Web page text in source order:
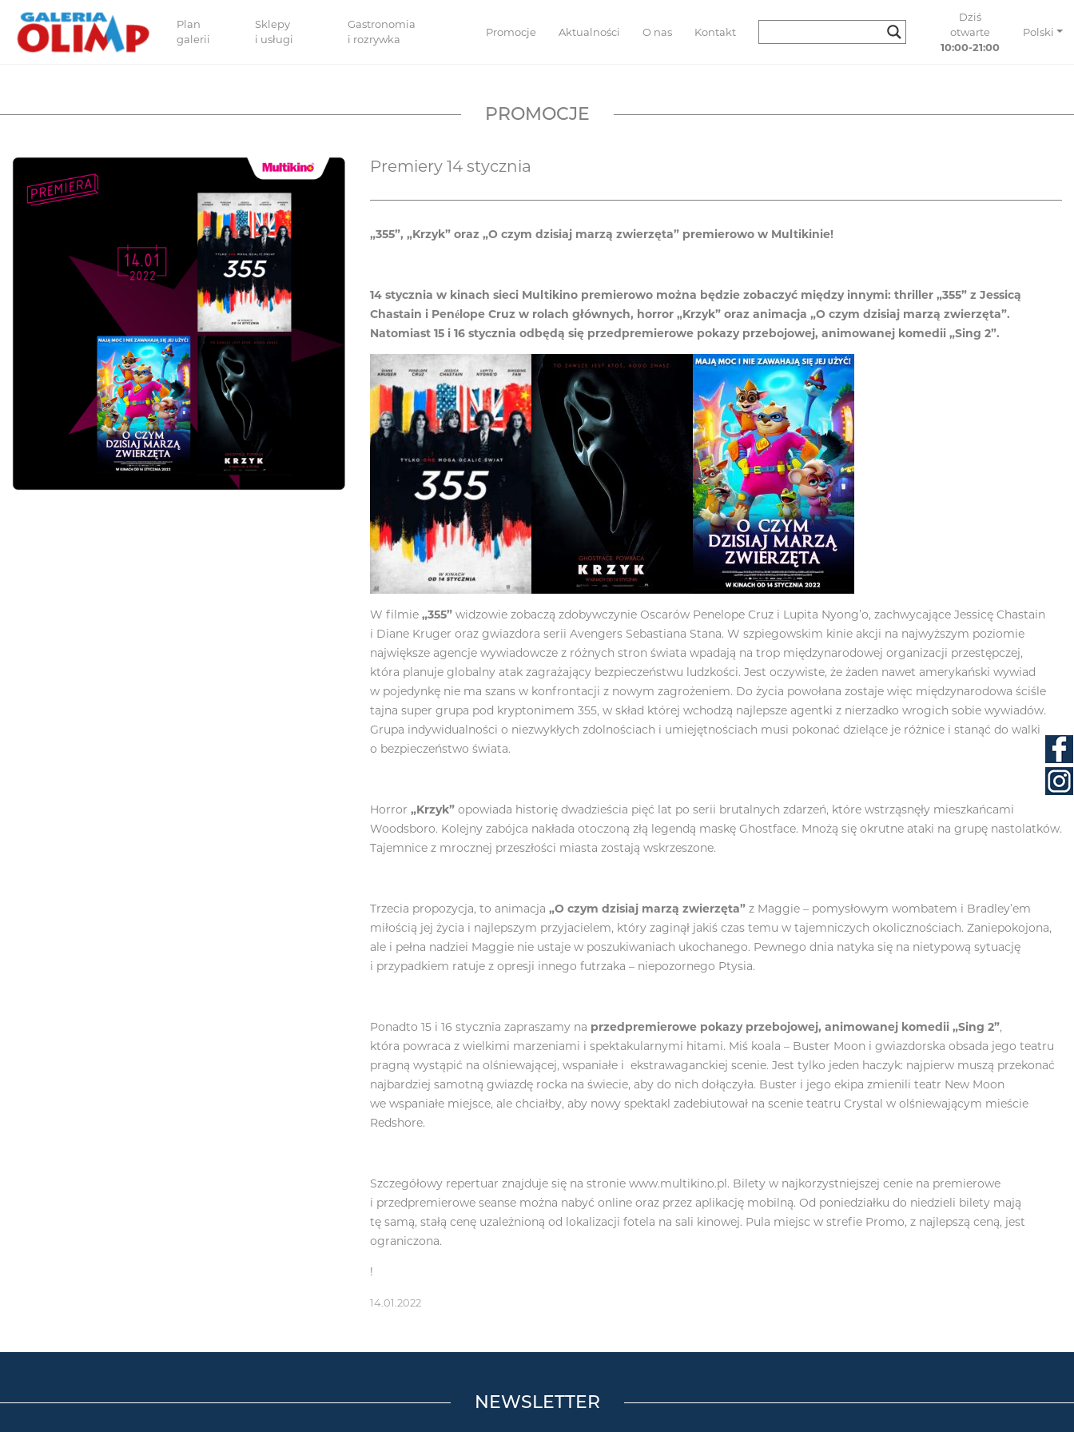
Plan
galerii
Sklepy
i usługi
Gastronomia
i rozrywka
Promocje Aktualności O nas Kontakt
Dziś
otwarte
10:00-21:00
Polski
PROMOCJE
Premiery 14 stycznia
„355”, „Krzyk” oraz „O czym dzisiaj marzą zwierzęta” premierowo w Multikinie!
14 stycznia w kinach sieci Multikino premierowo można będzie zobaczyć między innymi: thriller „355” z Jessicą
Chastain i Penélope Cruz w rolach głównych, horror „Krzyk” oraz animacja „O czym dzisiaj marzą zwierzęta”.
Natomiast 15 i 16 stycznia odbędą się przedpremierowe pokazy przebojowej, animowanej komedii „Sing 2”.
W filmie „355”widzowie zobaczą zdobywczynie Oscarów Penelope Cruz i Lupita Nyong’o, zachwycające Jessicę Chastain
i Diane Kruger oraz gwiazdora serii Avengers Sebastiana Stana. W szpiegowskim kinie akcji na najwyższym poziomie
największe agencje wywiadowcze z różnych stron świata wpadają na trop międzynarodowej organizacji przestępczej,
która planuje globalny atak zagrażający bezpieczeństwu ludzkości. Jest oczywiste, że żaden nawet amerykański wywiad
w pojedynkę nie ma szans w konfrontacji z nowym zagrożeniem. Do życia powołana zostaje więc międzynarodowa ściśle
tajna super grupa pod kryptonimem 355, w skład której wchodzą najlepsze agentki z nierzadko wrogich sobie wywiadów.
Grupa indywidualności o niezwykłych zdolnościach i umiejętnościach musi pokonać dzielące je różnice i stanąć do walki
o bezpieczeństwo świata.
Horror „Krzyk”opowiada historię dwadzieścia pięć lat po serii brutalnych zdarzeń, które wstrząsnęły mieszkańcami
Woodsboro. Kolejny zabójca nakłada otoczoną złą legendą maskę Ghostface. Mnożą się okrutne ataki na grupę nastolatków.
Tajemnice z mrocznej przeszłości miasta zostają wskrzeszone.
Trzecia propozycja, to animacja „O czym dzisiaj marzą zwierzęta” z Maggie – pomysłowym wombatem i Bradley’em
miłością jej życia i najlepszym przyjacielem, który zaginął jakiś czas temu w tajemniczych okolicznościach. Zaniepokojona,
ale i pełna nadziei Maggie nie ustaje w poszukiwaniach ukochanego. Pewnego dnia natyka się na nietypową sytuację
i przypadkiem ratuje z opresji innego futrzaka – niepozornego Ptysia.
Ponadto 15 i 16 stycznia zapraszamy na przedpremierowe pokazy przebojowej, animowanej komedii „Sing 2”,
która powraca z wielkimi marzeniami i spektakularnymi hitami. Miś koala – Buster Moon i gwiazdorska obsada jego teatru
pragną wystąpić na olśniewającej, wspaniałe i ekstrawaganckiej scenie. Jest tylko jeden haczyk: najpierw muszą przekonać
najbardziej samotną gwiazdę rocka na świecie, aby do nich dołączyła. Buster i jego ekipa zmienili teatr New Moon
we wspaniałe miejsce, ale chciałby, aby nowy spektakl zadebiutował na scenie teatru Crystal w olśniewającym mieście
Redshore.
Szczegółowy repertuar znajduje się na stronie www.multikino.pl. Bilety w najkorzystniejszej cenie na premierowe
i przedpremierowe seanse można nabyć online oraz przez aplikację mobilną. Od poniedziałku do niedzieli bilety mają
tę samą, stałą cenę uzależnioną od lokalizacji fotela na sali kinowej. Pula miejsc w strefie Promo, z najlepszą ceną, jest
ograniczona.
!
14.01.2022
NEWSLETTER